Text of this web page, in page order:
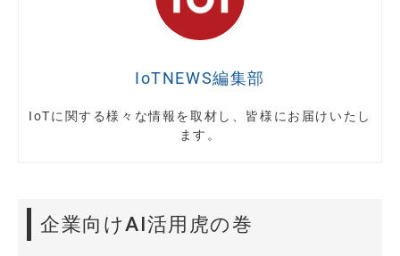
IoTNEWS編集部
IoTに関する様々な情報を取材し、皆様にお届けいたし
ます。
企業向けAI活用虎の巻